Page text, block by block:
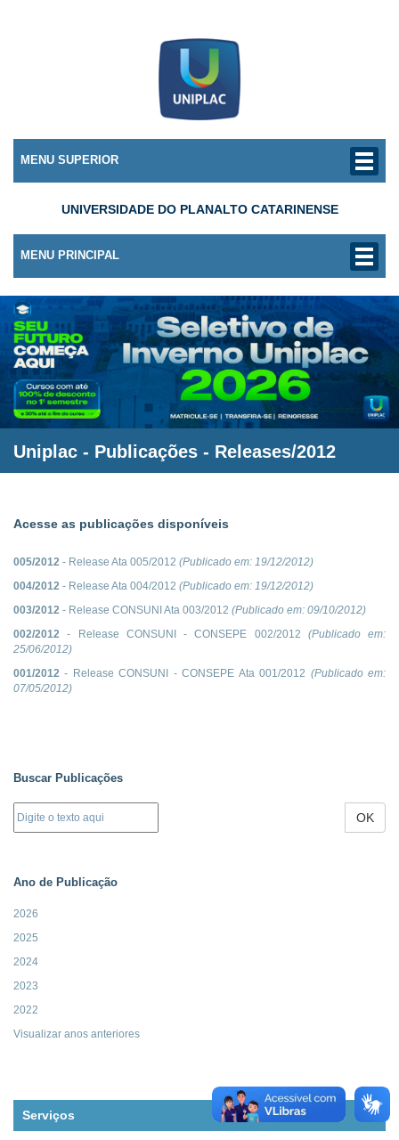
MENU SUPERIOR
UNIVERSIDADE DO PLANALTO CATARINENSE
MENU PRINCIPAL
Uniplac - Publicações - Releases/2012
Acesse as publicações disponíveis
005/2012 - Release Ata 005/2012 (Publicado em: 19/12/2012)
004/2012 - Release Ata 004/2012 (Publicado em: 19/12/2012)
003/2012 - Release CONSUNI Ata 003/2012 (Publicado em: 09/10/2012)
002/2012 - Release CONSUNI - CONSEPE 002/2012 (Publicado em:
25/06/2012)
001/2012 - Release CONSUNI - CONSEPE Ata 001/2012 (Publicado em:
07/05/2012)
Buscar Publicações
OK
Ano de Publicação
2026
2025
2024
2023
2022
Visualizar anos anteriores
Serviços